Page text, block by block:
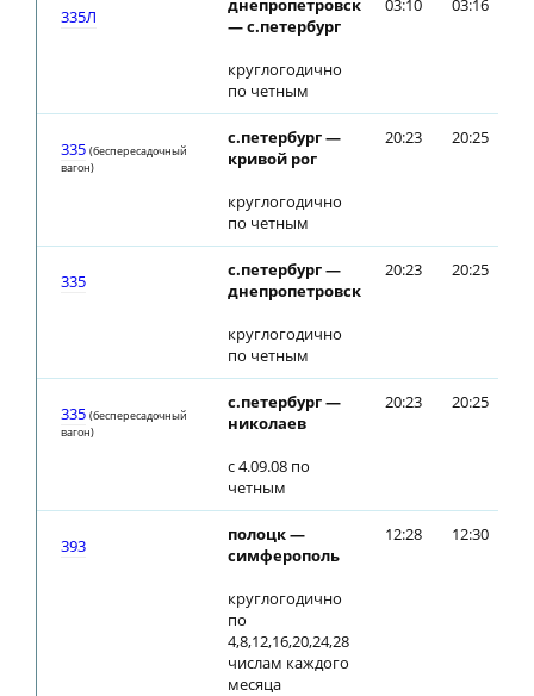
335Л
днепропетровск
— с.петербург
круглогодично
по четным
03:10 03:16
335 (беспересадочный
вагон)
с.петербург —
кривой рог
круглогодично
по четным
20:23 20:25
335
с.петербург —
днепропетровск
круглогодично
по четным
20:23 20:25
335 (беспересадочный
вагон)
с.петербург —
николаев
с 4.09.08 по
четным
20:23 20:25
393
полоцк —
симферополь
круглогодично
по
4,8,12,16,20,24,28
числам каждого
месяца
12:28 12:30